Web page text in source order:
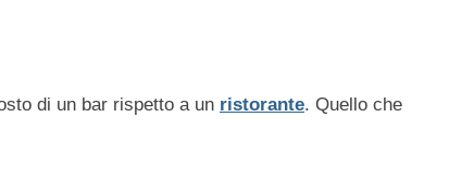
di un bar rispetto a un ristorante. Quello che